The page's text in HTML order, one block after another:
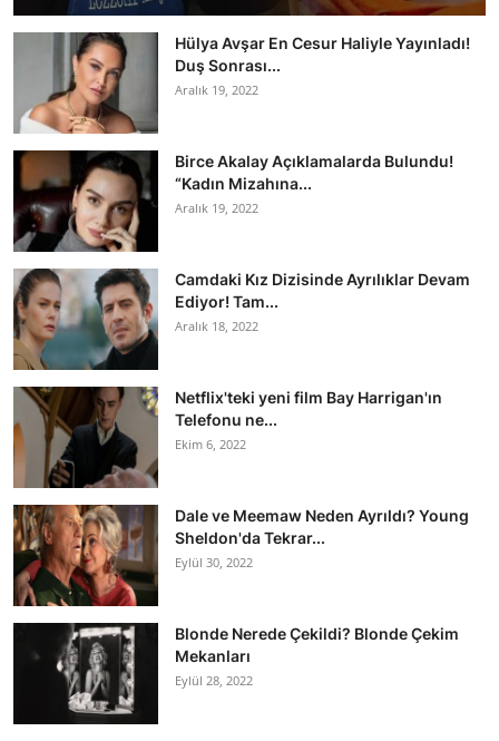
Hülya Avşar En Cesur Haliyle Yayınladı!
Duş Sonrası...
Aralık 19, 2022
Birce Akalay Açıklamalarda Bulundu!
“Kadın Mizahına...
Aralık 19, 2022
Camdaki Kız Dizisinde Ayrılıklar Devam
Ediyor! Tam...
Aralık 18, 2022
Netflix'teki yeni film Bay Harrigan'ın
Telefonu ne...
Ekim 6, 2022
Dale ve Meemaw Neden Ayrıldı? Young
Sheldon'da Tekrar...
Eylül 30, 2022
Blonde Nerede Çekildi? Blonde Çekim
Mekanları
Eylül 28, 2022